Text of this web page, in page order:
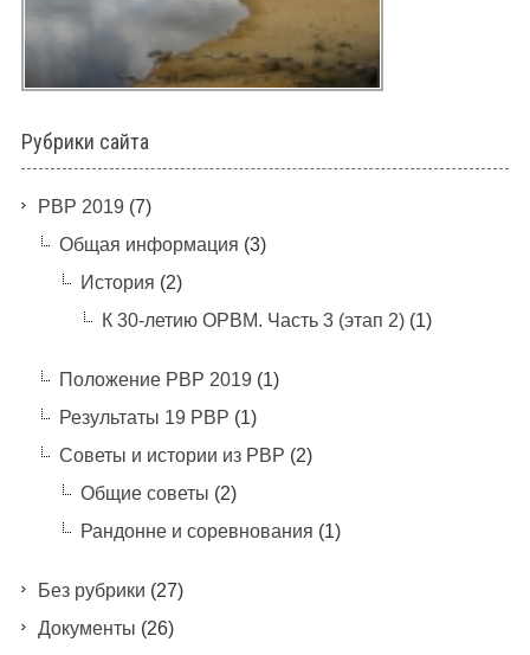
Рубрики сайта
PBP 2019 (7)
Общая информация (3)
История (2)
К 30-летию ОРВМ. Часть 3 (этап 2)(1)
Положение РВР 2019 (1)
Результаты 19 РВР (1)
Советы и истории из РВР (2)
Общие советы (2)
Рандонне и соревнования (1)
Без рубрики (27)
Документы (26)